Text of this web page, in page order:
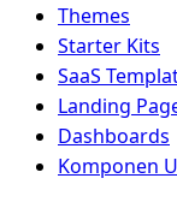
Themes
Starter Kits
SaaS
Landing
Dashboards
Komponen